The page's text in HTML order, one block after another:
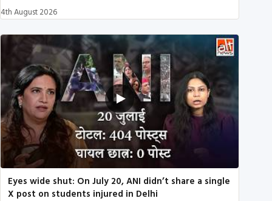
4th August 2026
Eyes wide shut: On July 20, ANI didn’t share a single
X post on students injured in Delhi